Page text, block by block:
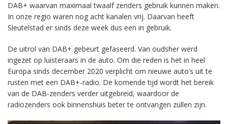
DAB+ waarvan maximaal twaalf zenders gebruik kunnen maken.
In onze regio waren nog acht kanalen vrij. Daarvan heeft
Sleutelstad er sinds deze week dus een in gebruik.
De uitrol van DAB+ gebeurt gefaseerd. Van oudsher werd
ingezet op luisteraars in de auto. Om die reden is het in heel
Europa sinds december 2020 verplicht om nieuwe auto’s uit te
rusten met een DAB+-radio. De komende tijd wordt het bereik
van de DAB-zenders verder uitgebreid, waardoor de
radiozenders ook binnenshuis beter te ontvangen zullen zijn.